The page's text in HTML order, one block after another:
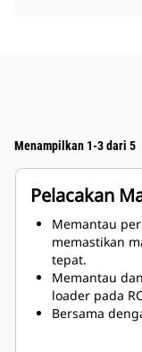
Menampilkan 1-3 dari 5
Pelacakan
Memantau
memastikan
tepat.
Memantau
loader pada
Bersama